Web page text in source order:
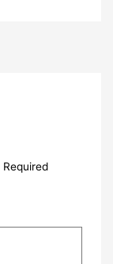
Required